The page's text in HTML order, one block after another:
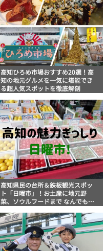
高知ひろめ市場おすすめ20選！高
知の地元グルメを一気に堪能でき
る超人気スポットを徹底解剖
高知県民の台所＆鉄板観光スポッ
ト「日曜市」！お土産に地元野
菜、ソウルフードまで なんでもそ
説！